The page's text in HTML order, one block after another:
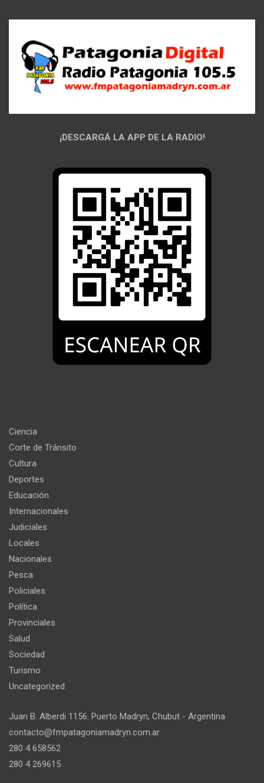
¡DESCARGÁ LA APP DE LA RADIO!
Ciencia
Corte de Tránsito
Cultura
Deportes
Educación
Internacionales
Judiciales
Locales
Nacionales
Pesca
Policiales
Política
Provinciales
Salud
Sociedad
Turismo
Uncategorized
Juan B. Alberdi 1156. Puerto Madryn, Chubut - Argentina
contacto@fmpatagoniamadryn.com.ar
280 4 658562
280 4 269615